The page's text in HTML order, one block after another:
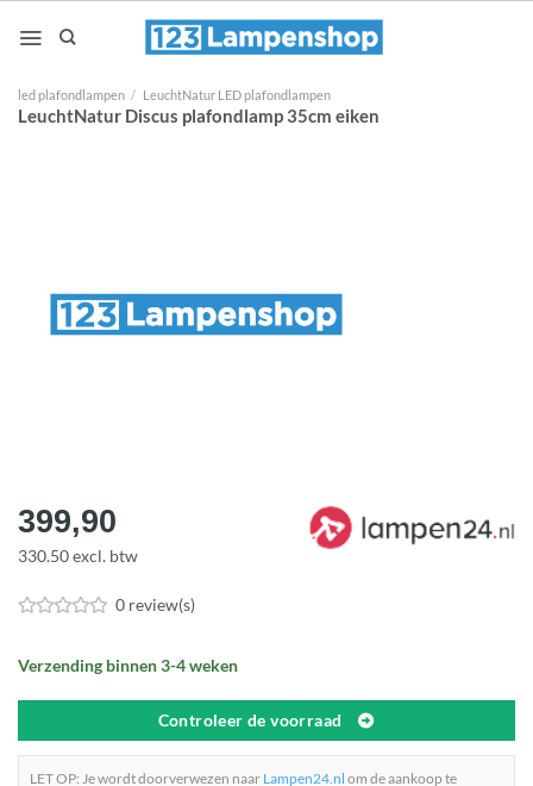
naar
led plafondlampen / LeuchtNatur LED plafondlampen
LeuchtNatur Discus plafondlamp 35cm eiken
399,90
330.50 excl. btw
0 review(s)
Verzending binnen 3-4 weken
Controleer de voorraad
LET OP: Je wordt doorverwezen naar Lampen24.nl om de aankoop te